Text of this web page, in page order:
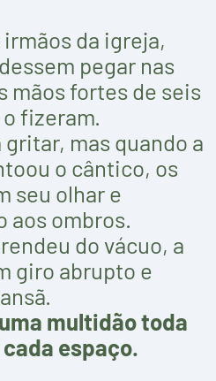
da igreja,
pegar nas
mãos fortes de seis
fizeram.
mas quando a
o cântico, os
seu olhar e
aos ombros.
do vácuo, a
giro abrupto e
multidão toda
espaço.